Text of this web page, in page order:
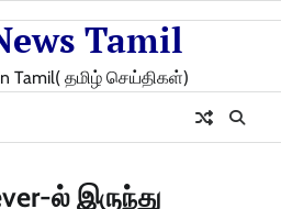
Tamil
Tamil( தமிழ் செய்திகள்)
ல் இருந்து